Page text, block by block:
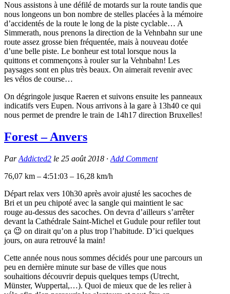
Nous assistons à une défilé de motards sur la route tandis que
nous longeons un bon nombre de stelles placées à la mémoire
d’accidentés de la route le long de la piste cyclable… A
Simmerath, nous prenons la direction de la Vehnbahn sur une
route assez grosse bien fréquentée, mais à nouveau dotée
d’une belle piste. Le bonheur est total lorsque nous la
quittons et commençons à rouler sur la Vehnbahn! Les
paysages sont en plus très beaux. On aimerait revenir avec
les vélos de course…
On dégringole jusque Raeren et suivons ensuite les panneaux
indicatifs vers Eupen. Nous arrivons à la gare à 13h40 ce qui
nous permet de prendre le train de 14h17 direction Bruxelles!
Forest – Anvers
ParAddicted2 le 25 août 2018 · Add Comment
76,07 km – 4:51:03 – 16,28 km/h
Départ relax vers 10h30 après avoir ajusté les sacoches de
Bri et un peu chipoté avec la sangle qui maintient le sac
rouge au-dessus des sacoches. On devra d’ailleurs s’arrêter
devant la Cathédrale Saint-Michel et Gudule pour refiler tout
ça 😉 on dirait qu’on a plus trop l’habitude. D’ici quelques
jours, on aura retrouvé la main!
Cette année nous nous sommes décidés pour une parcours un
peu en dernière minute sur base de villes que nous
souhaitions découvrir depuis quelques temps (Utrecht,
Münster, Wuppertal,…). Quoi de mieux que de les relier à